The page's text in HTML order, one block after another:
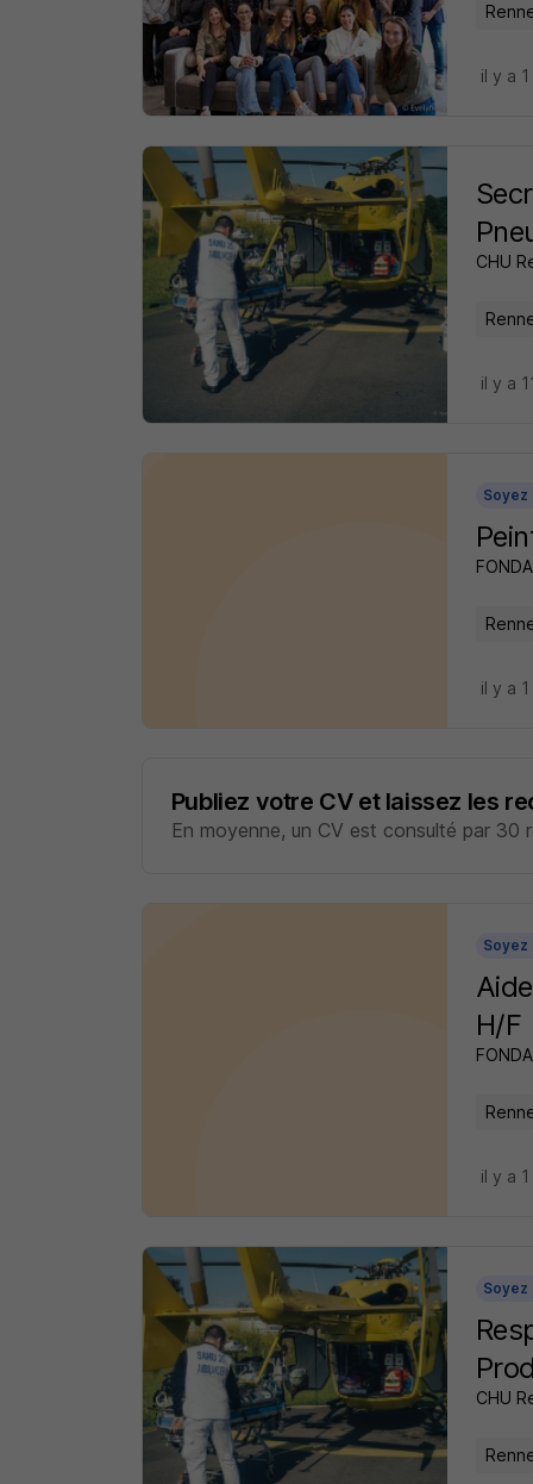
il y a
CHU
il y a
Soyez
il y a
Publiez votre CV et laissez les
En moyenne, un CV est consulté par 30
Soyez
H/F
il y a
Soyez
CHU